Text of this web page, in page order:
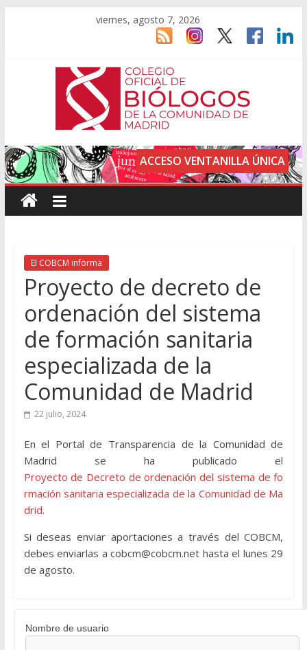
viernes, agosto 7, 2026
ACCESO VENTANILLA ÚNICA
El COBCM informa
Proyecto de decreto de
ordenación del sistema
de formación sanitaria
especializada de la
Comunidad de Madrid
22 julio, 2024
En el Portal de Transparencia de la Comunidad de
Madrid se ha publicado el
Proyecto de Decreto de ordenación del sistema de fo
rmación sanitaria especializada de la Comunidad de Ma
drid.
Si deseas enviar aportaciones a través del COBCM,
debes enviarlas a cobcm@cobcm.net hasta el lunes 29
de agosto.
Nombre de usuario